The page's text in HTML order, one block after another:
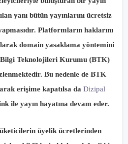
yanı bütün yayınlarını ücretsiz
Platformların haklarını
domain yasaklama yöntemini
Teknolojileri Kurumu (BTK)
Bu nedenle de BTK
erişime kapatılsa da Dizipal
ile yayın hayatına devam eder.
üyelik ücretlerinden